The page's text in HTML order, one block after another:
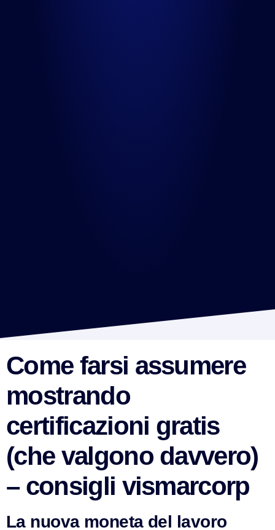
Come farsi assumere
mostrando
certificazioni gratis
(che valgono davvero)
– consigli vismarcorp
La nuova moneta del lavoro